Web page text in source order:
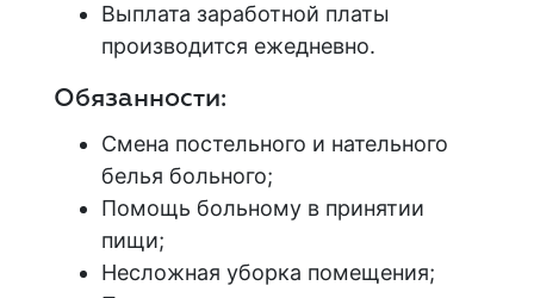
Выплата заработной платы
производится ежедневно.
Обязанности:
Смена постельного и нательного
белья больного;
Помощь больному в принятии
пищи;
Несложная уборка помещения;